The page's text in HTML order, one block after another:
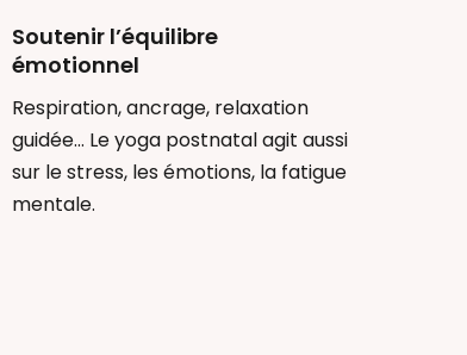
Soutenir l’équilibre
émotionnel
Respiration, ancrage, relaxation
guidée… Le yoga postnatal agit aussi
sur le stress, les émotions, la fatigue
mentale.